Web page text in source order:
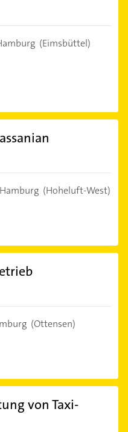
(Eimsbüttel)
(Hoheluft-West)
(Ottensen)
von Taxi-